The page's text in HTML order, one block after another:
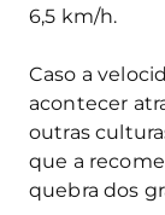
6,5 km/h.
Caso a
acontecer
outras
que a
quebra dos